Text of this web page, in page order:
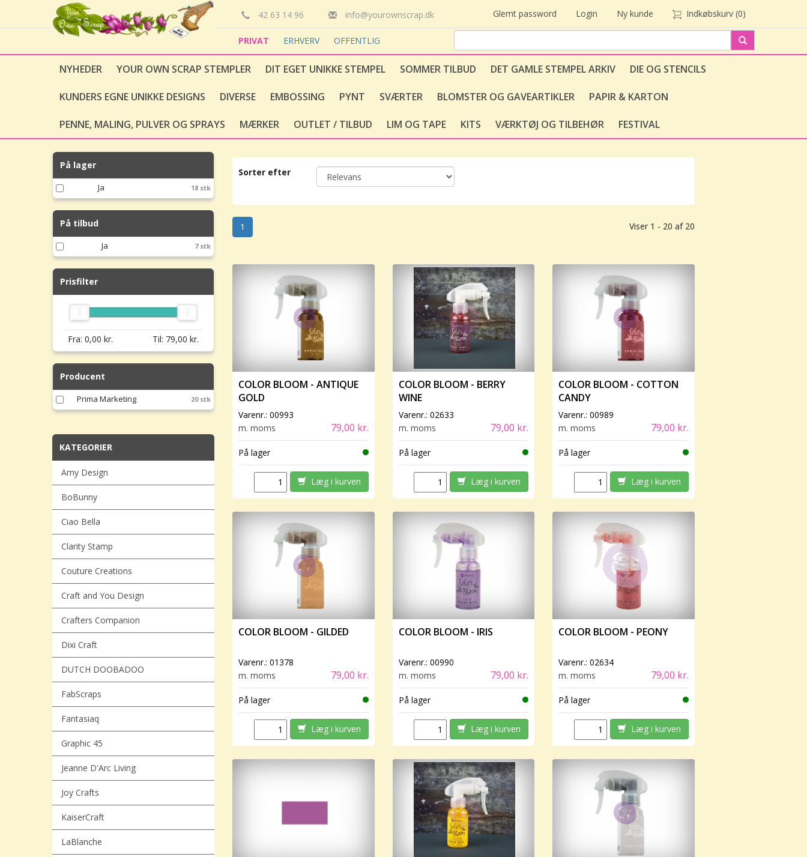
42 63 14 96 info@yourownscrap.dk Glemt password Login Ny kunde Indkøbskurv (0)
PRIVAT ERHVERV OFFENTLIG
NYHEDER YOUR OWN SCRAP STEMPLER DIT EGET UNIKKE STEMPEL SOMMER TILBUD DET GAMLE STEMPEL ARKIV DIE OG STENCILS
KUNDERS EGNE UNIKKE DESIGNS DIVERSE EMBOSSING PYNT SVÆRTER BLOMSTER OG GAVEARTIKLER PAPIR & KARTON
PENNE, MALING, PULVER OG SPRAYS MÆRKER OUTLET / TILBUD LIM OG TAPE KITS VÆRKTØJ OG TILBEHØR FESTIVAL
På lager
Ja 18 stk
På tilbud
Ja 7 stk
Prisfilter
Fra: 0,00 kr. Til: 79,00 kr.
Producent
Prima Marketing 20 stk
KATEGORIER
Amy Design
BoBunny
Ciao Bella
Clarity Stamp
Couture Creations
Craft and You Design
Crafters Companion
Dixi Craft
DUTCH DOOBADOO
FabScraps
Fantasiaq
Graphic 45
Jeanne D'Arc Living
Joy Crafts
KaiserCraft
LaBlanche
Sorter efter
Viser 1 - 20 af 20
1
COLOR BLOOM - ANTIQUE
GOLD
Varenr.: 00993
m. moms
79,00 kr.
På lager
Læg i kurven
COLOR BLOOM - BERRY
WINE
Varenr.: 02633
m. moms
79,00 kr.
På lager
Læg i kurven
COLOR BLOOM - COTTON
CANDY
Varenr.:00989
m. moms
79,00 kr.
På lager
Læg i kurven
COLOR BLOOM - GILDED
Varenr.: 01378
m. moms
79,00 kr.
På lager
Læg i kurven
COLOR BLOOM - IRIS
Varenr.: 00990
m. moms
79,00 kr.
På lager
Læg i kurven
COLOR BLOOM - PEONY
Varenr.:02634
m. moms
79,00 kr.
På lager
Læg i kurven